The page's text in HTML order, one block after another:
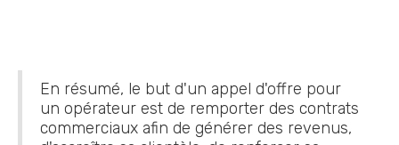
En résumé, le but d'un appel d'offre pour
un opérateur est de remporter des contrats
commerciaux afin de générer des revenus,